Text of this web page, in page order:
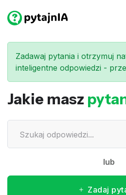
Zadawaj pytania i otrzymuj
inteligentne odpowiedzi -
Jakie masz
lub
Zadaj